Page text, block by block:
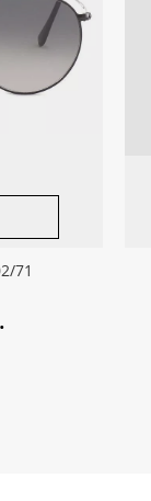
71